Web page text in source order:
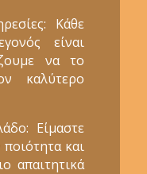
Κάθε
είναι
να το
καλύτερο
Είμαστε
και
απαιτητικά